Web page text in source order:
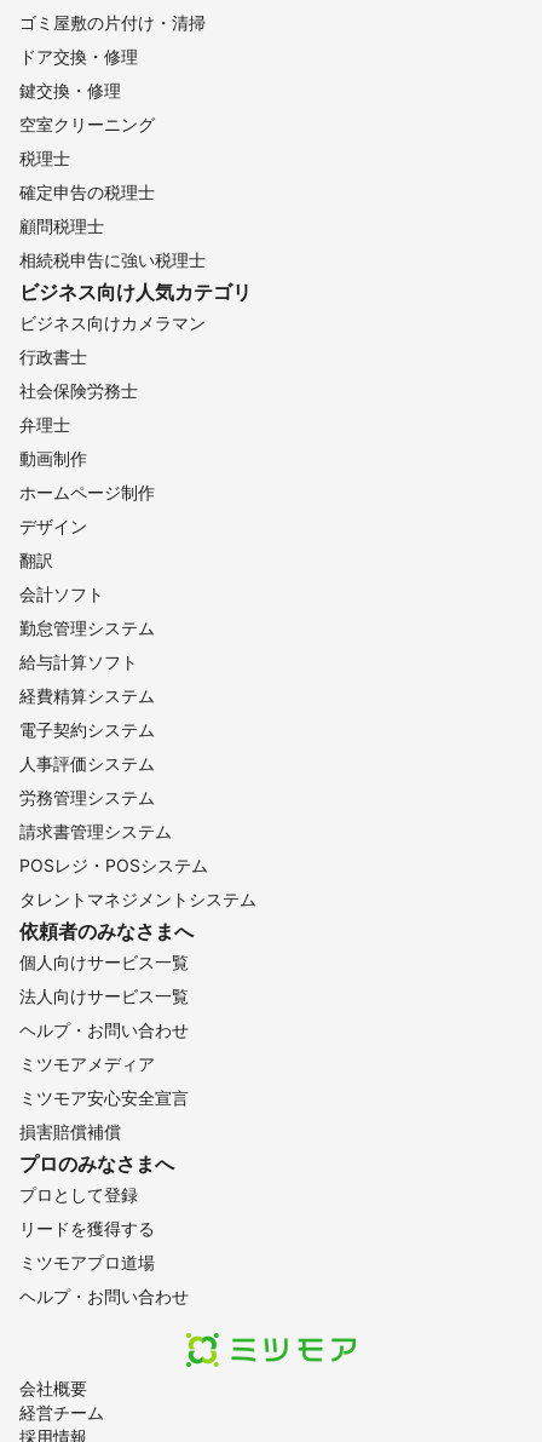
会社概要
経営チーム
採用情報
ゴミ屋敷の片付け・清掃
ドア交換・修理
鍵交換・修理
空室クリーニング
税理士
確定申告の税理士
顧問税理士
相続税申告に強い税理士
ビジネス向け人気カテゴリ
ビジネス向けカメラマン
行政書士
社会保険労務士
弁理士
動画制作
ホームページ制作
デザイン
翻訳
会計ソフト
勤怠管理システム
給与計算ソフト
経費精算システム
電子契約システム
人事評価システム
労務管理システム
請求書管理システム
POSレジ・POSシステム
タレントマネジメントシステム
依頼者のみなさまへ
個人向けサービス一覧
法人向けサービス一覧
ヘルプ・お問い合わせ
ミツモアメディア
ミツモア安心安全宣言
損害賠償補償
プロのみなさまへ
プロとして登録
リードを獲得する
ミツモアプロ道場
ヘルプ・お問い合わせ